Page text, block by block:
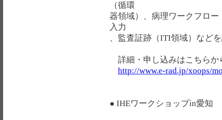
（循環
器領域）、病理ワークフロ
入力
、監査証跡（ITI領域）など
詳細・申し込みはこちらか
http://www.e-rad.jp/xoops/
● IHEワークショップin愛知